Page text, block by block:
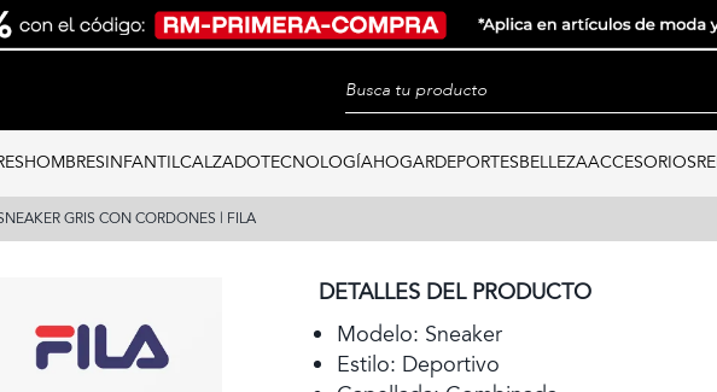
HOMBRESINFANTILCALZADOTECNOLOGÍAHOGARDEPORTESBELLEZAACCESORIOS
GRIS CON CORDONES | FILA
DETALLES DEL PRODUCTO
Modelo: Sneaker
Estilo: Deportivo